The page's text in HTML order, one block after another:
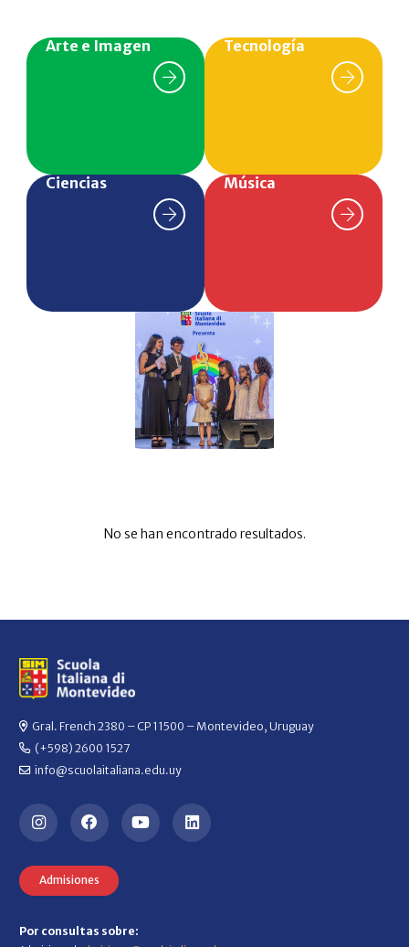
los estudiantes adquieren las competencias necesarias
más global, digital y en constante transformación.
Áreas de formación:
Arte e Imagen Tecnología
Ciencias Música
No se han encontrado resultados.
Gral. French 2380 – CP 11500 – Montevideo, Uruguay
(+598) 2600 1527
info@scuolaitaliana.edu.uy
Admisiones
Por consultas sobre: